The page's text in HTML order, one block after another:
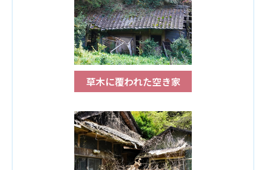
草木に覆われた空き家